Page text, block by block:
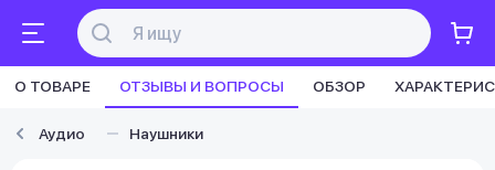
О ТОВАРЕ ОТЗЫВЫ И ВОПРОСЫ ОБЗОР
Аудио Наушники